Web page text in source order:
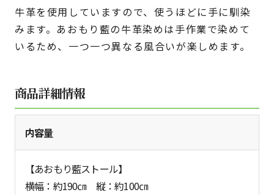
牛革を使用していますので、使うほどに手に馴染
みます。あおもり藍の牛革染めは手作業で染めて
いるため、一つ一つ異なる風合いが楽しめます。
商品詳細情報
内容量
【あおもり藍ストール】
横幅：約190㎝ 縦：約100㎝